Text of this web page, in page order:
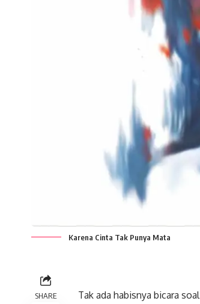
Karena Cinta Tak Punya Mata
SHARE
Tak ada habisnya bicara soal